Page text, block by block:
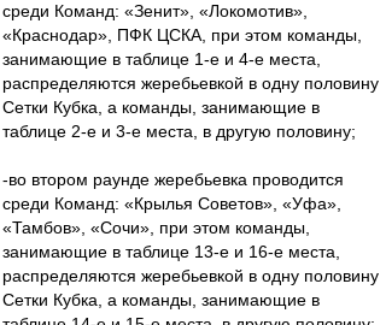
среди Команд: «Зенит», «Локомотив»,
«Краснодар», ПФК ЦСКА, при этом команды,
занимающие в таблице 1-е и 4-е места,
распределяются жеребьевкой в одну половину
Сетки Кубка, а команды, занимающие в
таблице 2-е и 3-е места, в другую половину;
-во втором раунде жеребьевка проводится
среди Команд: «Крылья Советов», «Уфа»,
«Тамбов», «Сочи», при этом команды,
занимающие в таблице 13-е и 16-е места,
распределяются жеребьевкой в одну половину
Сетки Кубка, а команды, занимающие в